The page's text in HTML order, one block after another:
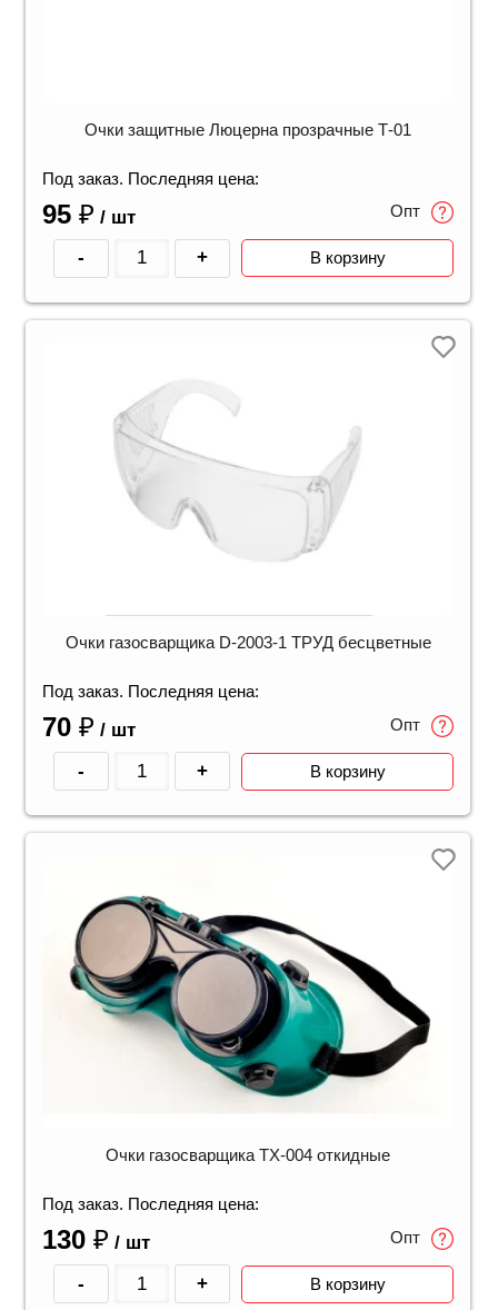
Очки защитные Люцерна прозрачные Т-01
Под заказ. Последняя цена:
95 ₽ / шт Опт
- + В корзину
Очки газосварщика D-2003-1 ТРУД бесцветные
Под заказ. Последняя цена:
70 ₽ / шт Опт
- + В корзину
Очки газосварщика TX-004 откидные
Под заказ. Последняя цена:
130 ₽ / шт Опт
- + В корзину